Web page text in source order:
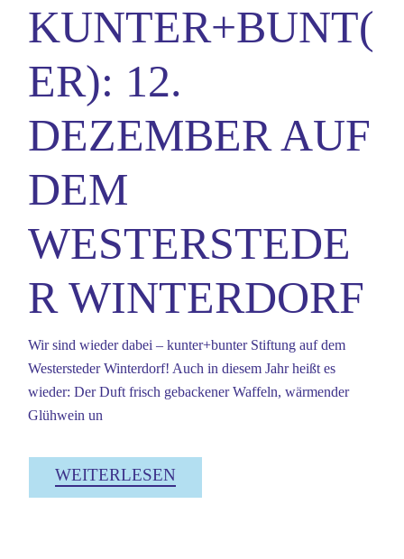
KUNTER+BUNT(
ER): 12.
DEZEMBER AUF
DEM
WESTERSTEDE
R WINTERDORF
Wir sind wieder dabei – kunter+bunter Stiftung auf dem
Westersteder Winterdorf! Auch in diesem Jahr heißt es
wieder: Der Duft frisch gebackener Waffeln, wärmender
Glühwein un
WEITERLESEN